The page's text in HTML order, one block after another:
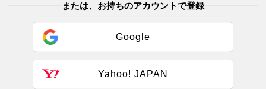
または、お持ちのアカウントで登録
Google
Yahoo! JAPAN